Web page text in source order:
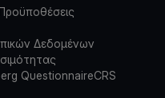
Δεδομένων
QuestionnaireCRS